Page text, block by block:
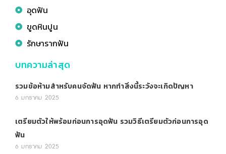
อุดฟัน
ขูดหินปูน
รักษารากฟัน
บทความล่าสุด
รวมข้อห้ามสำหรับคนจัดฟัน หากทำสิ่งนี้ระวังจะเกิดปัญหา
6 มกราคม 2025
เตรียมตัวให้พร้อมก่อนการอุดฟัน รวมวิธีเตรียมตัวก่อนการอุด
ฟัน
6 มกราคม 2025